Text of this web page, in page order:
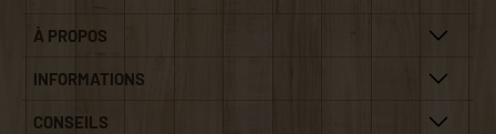
À PROPOS
INFORMATIONS
CONSEILS